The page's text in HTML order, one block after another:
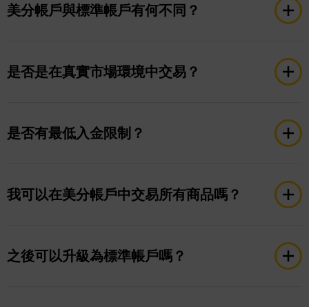
分帳戶。如您不確定自己的監管狀態，請查閱帳戶資
美分帳戶與標準帳戶有何不同？
量；標準帳戶以美元顯示，支持較大的交易手數。
是否是在真實市場環境中交易？
的執行環境，包括實時點差、商品與執行速度。
是否有最低入金限制？
以美分顯示。
我可以在美分帳戶中交易所有商品嗎？
商品、股票、指數、加密貨幣等。
之後可以升級為標準帳戶嗎？